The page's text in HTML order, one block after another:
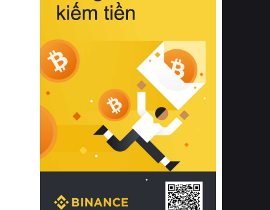
sản phẩm đạt chuẩn chất lượng quốc
tế còn giúp ngăn ngừa tình trạng kích
khuẩn và nấm mốc trong điều kiện
thời tiết nóng ẩm. Bạn có thể tìm hiểu
thêm các nghiên cứu khoa học về tác
động của giấc ngủ và môi trường
phòng ngủ đối với sức khỏe con
người tại Sleep Foundation (External
Link) để có cái nhìn toàn diện hơn.
2. Các tiêu chí vàng khi lựa chọn
chăn ga gối đệm cao cấp cho phòng
ngủ
Để sở hữu một bộ chăn ga gối đệm
cao cấp hoàn hảo cả về thẩm mỹ lẫn
công năng, người tiêu dùng cần cân
nhắc kỹ lưỡng các tiêu chí quan trọng